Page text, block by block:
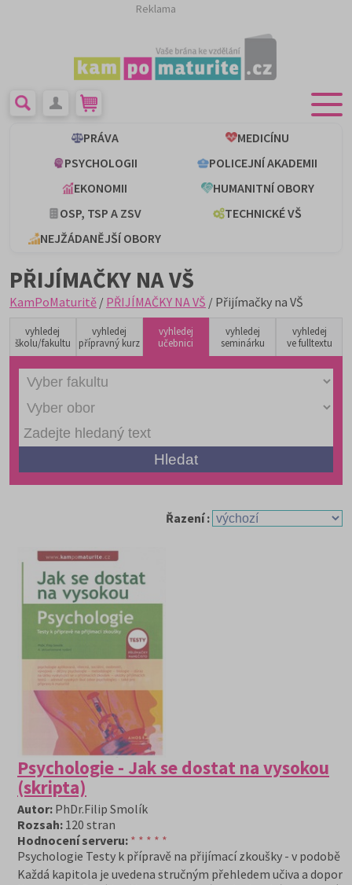
Reklama
PRÁVA
MEDICÍNU
PSYCHOLOGII
POLICEJNÍ AKADEMII
EKONOMII
HUMANITNÍ OBORY
OSP, TSP A ZSV
TECHNICKÉ VŠ
NEJŽÁDANĚJŠÍ OBORY
PŘIJÍMAČKY NA VŠ
KamPoMaturitě / PŘIJÍMAČKY NA VŠ / Přijímačky na VŠ
vyhledej
školu/fakultu
vyhledej
přípravný kurz
vyhledej
učebnici
vyhledej
seminárku
vyhledej
ve fulltextu
Řazení :
Psychologie - Jak se dostat na vysokou
(skripta)
Autor: PhDr.Filip Smolík
Rozsah: 120 stran
Hodnocení serveru: * * * * *
Psychologie Testy k přípravě na přijímací zkoušky - v podobě
Každá kapitola je uvedena stručným přehledem učiva a